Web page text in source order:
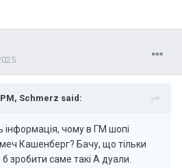
Schmerz said:
інформація, чому в ГМ шопі
Кашенберг? Бачу, що тільки
зробити саме такі А дуали.